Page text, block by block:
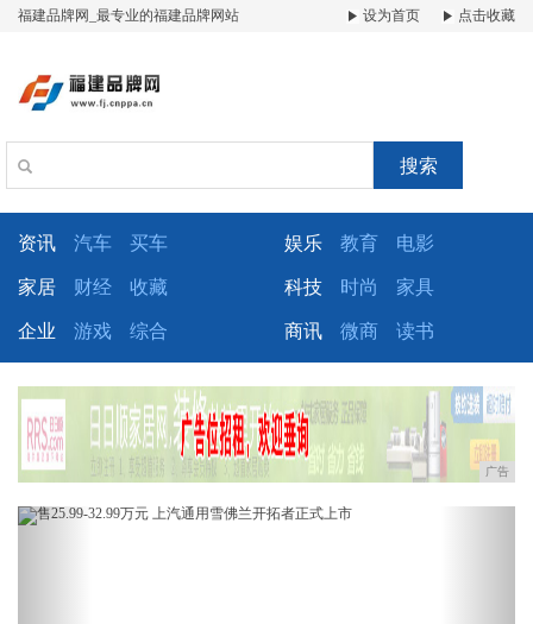
福建品牌网_最专业的福建品牌网站 设为首页 点击收藏
搜索
资讯 汽车 买车 娱乐 教育 电影
家居 财经 收藏 科技 时尚 家具
企业 游戏 综合 商讯 微商 读书
广告
Previous